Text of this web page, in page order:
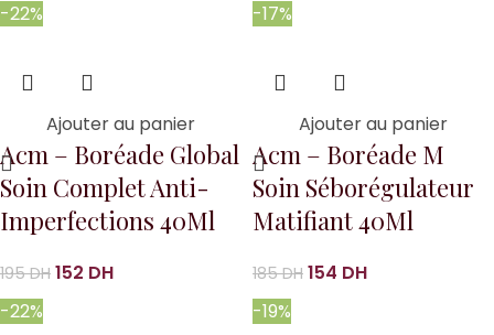
-22%
Ajouter au panier
Acm – Boréade Global
Soin Complet Anti-
Imperfections 40Ml
195DH 152 DH
-17%
Ajouter au panier
Acm – Boréade M
Soin Séborégulateur
Matifiant 40Ml
185DH 154 DH
-22%
-19%